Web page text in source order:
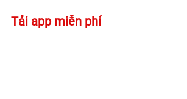
Tải app miễn phí